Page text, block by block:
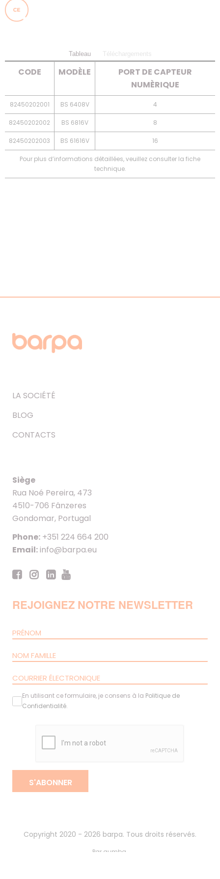
Tableau Téléchargements
CODE MODÈLE
PORT DE CAPTEUR
NUMÈRIQUE
82450202001 BS 6408V 4
82450202002 BS 6816V 8
82450202003 BS 61616V 16
Pour plus d’informations détaillées, veuillez consulter la fiche
technique.
LA SOCIÉTÉ
BLOG
CONTACTS
Siège
Rua Noé Pereira, 473
4510-706 Fânzeres
Gondomar, Portugal
Phone: +351 224 664 200
Email:info@barpa.eu
REJOIGNEZ NOTRE NEWSLETTER
En utilisant ce formulaire, je consens à la Politique de
Confidentialité.
S'ABONNER
Copyright 2020 - 2026 barpa. Tous droits réservés.
Par gumba